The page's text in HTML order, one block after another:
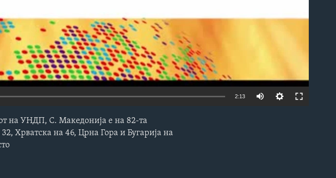
2:13
на УНДП, С. Македонија е на 82-та
Хрватска на 46, Црна Гора и Бугарија на